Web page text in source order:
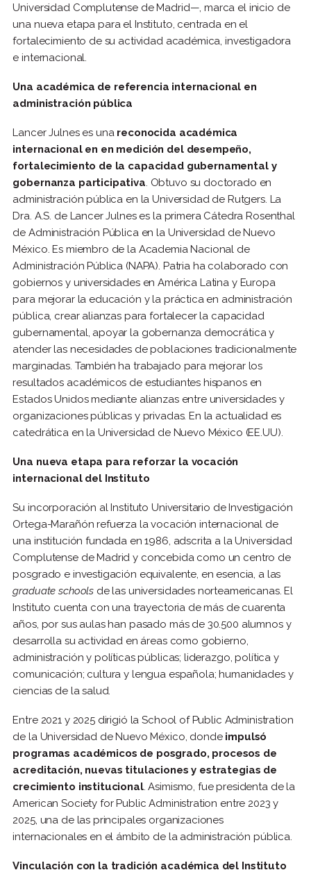
Universidad Complutense de Madrid—, marca el inicio de
una nueva etapa para el Instituto, centrada en el
fortalecimiento de su actividad académica, investigadora
e internacional.
Una académica de referencia internacional en
administración pública
Lancer Julnes es una reconocida académica
internacional en en medición del desempeño,
fortalecimiento de la capacidad gubernamental y
gobernanza participativa. Obtuvo su doctorado en
administración pública en la Universidad de Rutgers. La
Dra. A.S. de Lancer Julnes es la primera Cátedra Rosenthal
de Administración Pública en la Universidad de Nuevo
México. Es miembro de la Academia Nacional de
Administración Pública (NAPA). Patria ha colaborado con
gobiernos y universidades en América Latina y Europa
para mejorar la educación y la práctica en administración
pública, crear alianzas para fortalecer la capacidad
gubernamental, apoyar la gobernanza democrática y
atender las necesidades de poblaciones tradicionalmente
marginadas. También ha trabajado para mejorar los
resultados académicos de estudiantes hispanos en
Estados Unidos mediante alianzas entre universidades y
organizaciones públicas y privadas. En la actualidad es
catedrática en la Universidad de Nuevo México (EE.UU).
Una nueva etapa para reforzar la vocación
internacional del Instituto
Su incorporación al Instituto Universitario de Investigación
Ortega-Marañón refuerza la vocación internacional de
una institución fundada en 1986, adscrita a la Universidad
Complutense de Madrid y concebida como un centro de
posgrado e investigación equivalente, en esencia, a las
graduate schools de las universidades norteamericanas. El
Instituto cuenta con una trayectoria de más de cuarenta
años, por sus aulas han pasado más de 30.500 alumnos y
desarrolla su actividad en áreas como gobierno,
administración y políticas públicas; liderazgo, política y
comunicación; cultura y lengua española; humanidades y
ciencias de la salud.
Entre 2021 y 2025 dirigió la School of Public Administration
de la Universidad de Nuevo México, donde impulsó
programas académicos de posgrado, procesos de
acreditación, nuevas titulaciones y estrategias de
crecimiento institucional. Asimismo, fue presidenta de la
American Society for Public Administration entre 2023 y
2025, una de las principales organizaciones
internacionales en el ámbito de la administración pública.
Vinculación con la tradición académica del Instituto